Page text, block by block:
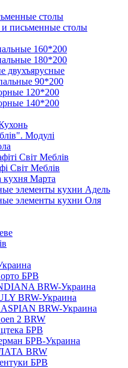
столы
письменные столы
160*200
180*200
двухъярусные
90*200
120*200
140*200
Модулі
Світ Меблів
Світ Меблів
кухня Марта
элементы кухни Адель
элементы кухни Оля
БРВ
BRW-Украина
BRW-Украина
BRW-Украина
2 BRW
БРВ
БРВ-Украина
BRW
БРВ